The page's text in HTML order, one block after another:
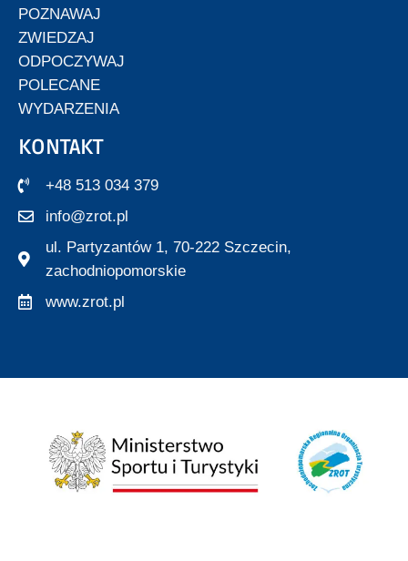
POZNAWAJ
ZWIEDZAJ
ODPOCZYWAJ
POLECANE
WYDARZENIA
KONTAKT
+48 513 034 379
info@zrot.pl
ul. Partyzantów 1, 70-222 Szczecin,
zachodniopomorskie
www.zrot.pl